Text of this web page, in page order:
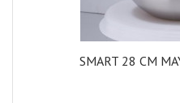
SMART 28 CM